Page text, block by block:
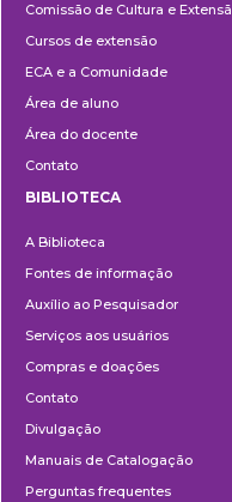
e
Extensão
Comissão de Cultura e
Cursos de extensão
ECA e a Comunidade
Área de aluno
Área do docente
Contato
BIBLIOTECA
A Biblioteca
Fontes de informação
Auxílio ao Pesquisador
Serviços aos usuários
Compras e doações
Contato
Divulgação
Manuais de Catalogação
Perguntas frequentes